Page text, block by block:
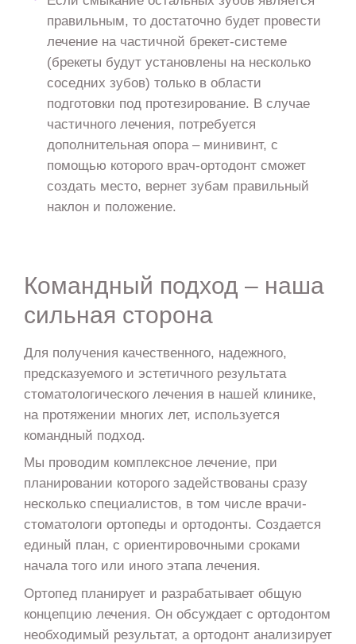
правильным, то достаточно будет провести
лечение на частичной брекет-системе
(брекеты будут установлены на несколько
соседних зубов) только в области
подготовки под протезирование. В случае
частичного лечения, потребуется
дополнительная опора – минивинт, с
помощью которого врач-ортодонт сможет
создать место, вернет зубам правильный
наклон и положение.
Командный подход – наша
сильная сторона
Для получения качественного, надежного,
предсказуемого и эстетичного результата
стоматологического лечения в нашей клинике,
на протяжении многих лет, используется
командный подход.
Мы проводим комплексное лечение, при
планировании которого задействованы сразу
несколько специалистов, в том числе врачи-
стоматологи ортопеды и ортодонты. Создается
единый план, с ориентировочными сроками
начала того или иного этапа лечения.
Ортопед планирует и разрабатывает общую
концепцию лечения. Он обсуждает с ортодонтом
необходимый результат, а ортодонт анализирует